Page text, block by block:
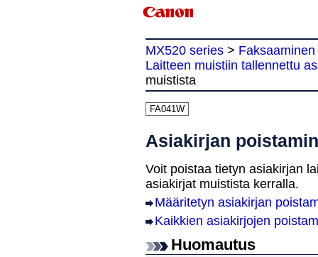
MX520 series > Faksaaminen
Laitteen muistiin tallennettu
muistista
FA041W
Asiakirjan
Voit poistaa tietyn asiakirjan
asiakirjat muistista kerralla.
Määritetyn asiakirjan
Kaikkien asiakirjojen
Huomautus